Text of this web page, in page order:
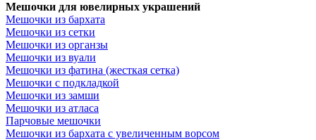
Мешочки для ювелирных украшений
Мешочки из бархата
Мешочки из сетки
Мешочки из органзы
Мешочки из вуали
Мешочки из фатина (жесткая сетка)
Мешочки с подкладкой
Мешочки из замши
Мешочки из атласа
Парчовые мешочки
Мешочки из бархата с увеличенным ворсом